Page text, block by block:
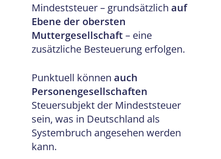
Mindeststeuer – grundsätzlich auf
Ebene der obersten
Muttergesellschaft– eine
zusätzliche Besteuerung erfolgen.
Punktuell können auch
Personengesellschaften
Steuersubjekt der Mindeststeuer
sein, was in Deutschland als
Systembruch angesehen werden
kann.